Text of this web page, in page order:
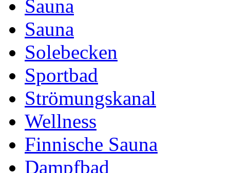
Sauna
Sauna
Solebecken
Sportbad
Strömungskanal
Wellness
Finnische Sauna
Dampfbad